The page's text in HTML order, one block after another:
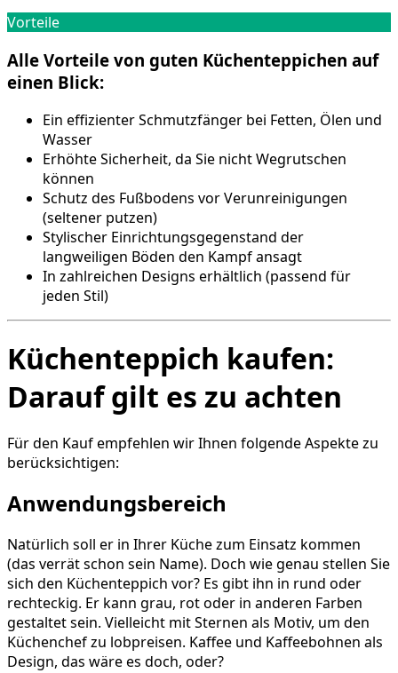
Vorteile
Alle Vorteile von guten Küchenteppichen auf
einen Blick:
Ein effizienter Schmutzfänger bei Fetten, Ölen und
Wasser
Erhöhte Sicherheit, da Sie nicht Wegrutschen
können
Schutz des Fußbodens vor Verunreinigungen
(seltener putzen)
Stylischer Einrichtungsgegenstand der
langweiligen Böden den Kampf ansagt
In zahlreichen Designs erhältlich (passend für
jeden Stil)
Küchenteppich kaufen:
Darauf gilt es zu achten
Für den Kauf empfehlen wir Ihnen folgende Aspekte zu
berücksichtigen:
Anwendungsbereich
Natürlich soll er in Ihrer Küche zum Einsatz kommen
(das verrät schon sein Name). Doch wie genau stellen Sie
sich den Küchenteppich vor? Es gibt ihn in rund oder
rechteckig. Er kann grau, rot oder in anderen Farben
gestaltet sein. Vielleicht mit Sternen als Motiv, um den
Küchenchef zu lobpreisen. Kaffee und Kaffeebohnen als
Design, das wäre es doch, oder?